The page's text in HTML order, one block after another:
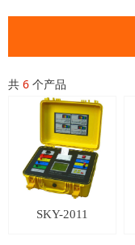
共 6 个产品
SKY-2011